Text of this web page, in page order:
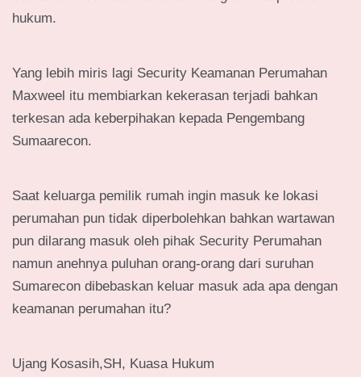
hukum.
Yang lebih miris lagi Security Keamanan Perumahan
Maxweel itu membiarkan kekerasan terjadi bahkan
terkesan ada keberpihakan kepada Pengembang
Sumaarecon.
Saat keluarga pemilik rumah ingin masuk ke lokasi
perumahan pun tidak diperbolehkan bahkan wartawan
pun dilarang masuk oleh pihak Security Perumahan
namun anehnya puluhan orang-orang dari suruhan
Sumarecon dibebaskan keluar masuk ada apa dengan
keamanan perumahan itu?
Ujang Kosasih,SH, Kuasa Hukum